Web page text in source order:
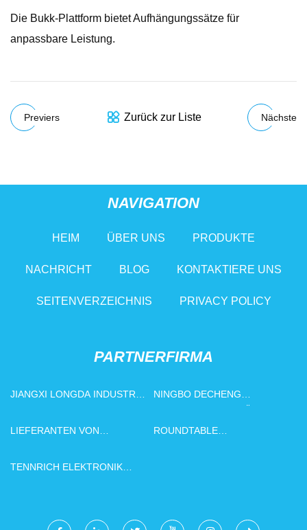
Die Bukk-Plattform bietet Aufhängungssätze für
anpassbare Leistung.
Previers Zurück zur Liste Nächste
NAVIGATION
HEIM ÜBER UNS PRODUKTE
NACHRICHT BLOG KONTAKTIERE UNS
SEITENVERZEICHNIS PRIVACY POLICY
PARTNERFIRMA
JIANGXI LONGDA INDUSTRY
NINGBO DECHENG
CO., GMBH
LIEFERANTEN VON
ROUNDTABLE
TENNRICH ELEKTRONIK